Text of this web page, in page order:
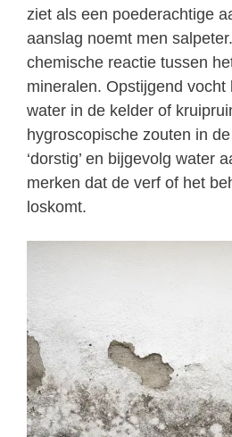
ziet als een poederachtige
aanslag noemt men
chemische reactie tussen
mineralen. Opstijgend vocht
water in de kelder of
hygroscopische zouten in
‘dorstig’ en bijgevolg water
merken dat de verf of het
loskomt.